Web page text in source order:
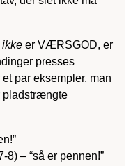
ikke er VÆRSGOD, er
presses
par eksempler, man
plads­trængte
8) – “så er pennen!”